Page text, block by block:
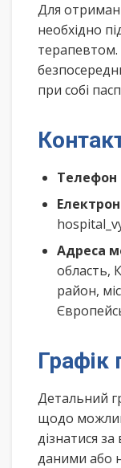
Для
необхідно
при собі
Телефон
Адреса
район,
Графік
Детальний
щодо
дізнатися
даними або